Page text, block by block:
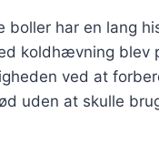
boller har en lang
koldhævning
ved at
uden at skulle